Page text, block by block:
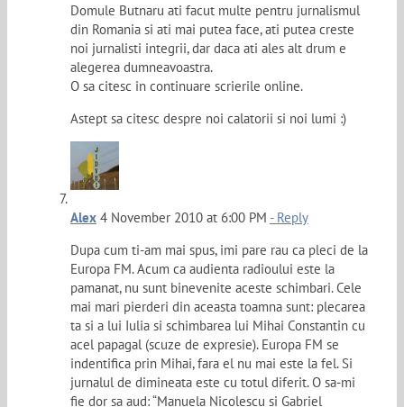
Domule Butnaru ati facut multe pentru jurnalismul
din Romania si ati mai putea face, ati putea creste
noi jurnalisti integrii, dar daca ati ales alt drum e
alegerea dumneavoastra.
O sa citesc in continuare scrierile online.
Astept sa citesc despre noi calatorii si noi lumi :)
Alex 4 November 2010 at 6:00 PM - Reply
Dupa cum ti-am mai spus, imi pare rau ca pleci de la
Europa FM. Acum ca audienta radioului este la
pamanat, nu sunt binevenite aceste schimbari. Cele
mai mari pierderi din aceasta toamna sunt: plecarea
ta si a lui Iulia si schimbarea lui Mihai Constantin cu
acel papagal (scuze de expresie). Europa FM se
indentifica prin Mihai, fara el nu mai este la fel. Si
jurnalul de dimineata este cu totul diferit. O sa-mi
fie dor sa aud: “Manuela Nicolescu si Gabriel